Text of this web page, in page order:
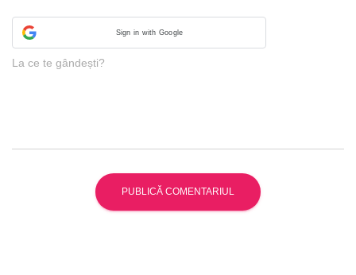
Sign in with Google
La ce te gândești?